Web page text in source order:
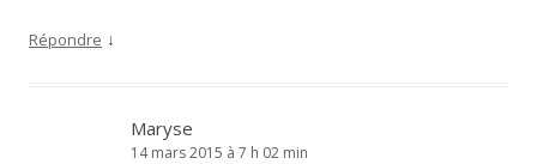
Répondre ↓
Maryse
14 mars 2015 à 7 h 02 min